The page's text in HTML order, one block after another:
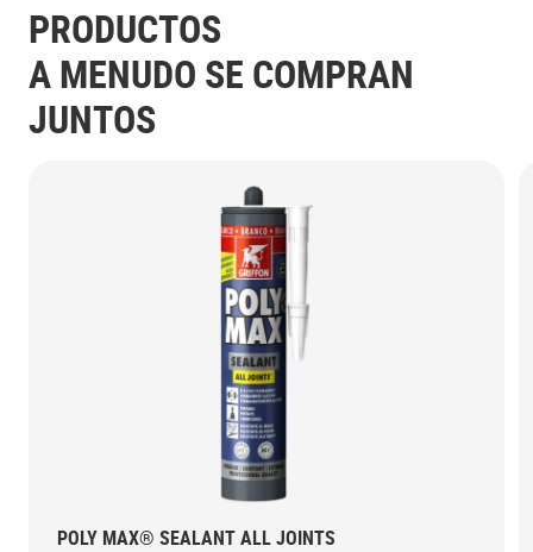
PRODUCTOS
A MENUDO SE COMPRAN
JUNTOS
POLY MAX® SEALANT ALL JOINTS